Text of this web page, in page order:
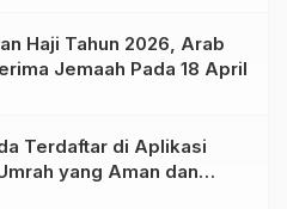
Haji Tahun 2026, Arab
Jemaah Pada 18 April
Terdaftar di Aplikasi
yang Aman dan